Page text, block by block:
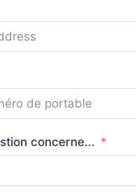
concerne...